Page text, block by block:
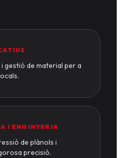
gestió de material per a
I ENGINYERIA
de plànols i
precisió.